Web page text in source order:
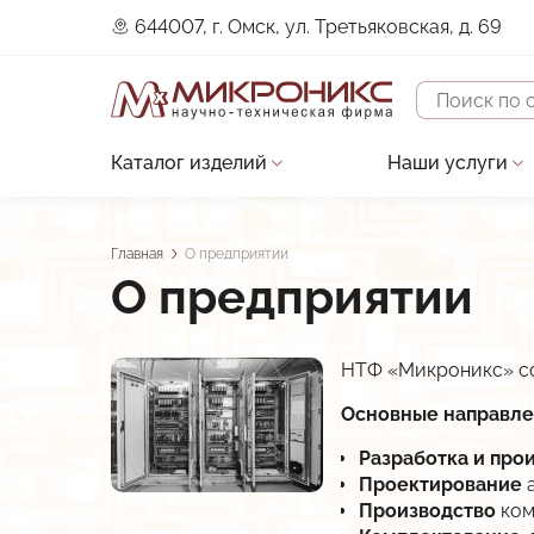
644007, г. Омск, ул. Третьяковская, д. 69
Поиск
Основная
Каталог изделий
Датчики
Контроллеры
Прочие изделия
В разработке
Низкотемпературные LED-драйверы
Наши услуги
Сервисное
Разработка
Разработка
Строка
навигации
Главная О предприятии
О предприятии
НТФ «Микроникс»
Основные
Разработка и
Проектирование
Производство